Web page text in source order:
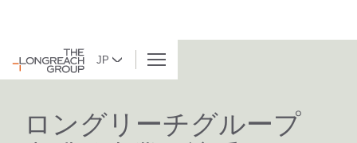
JP
BACK TO LIST
ロングリーチグループ